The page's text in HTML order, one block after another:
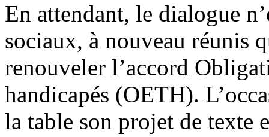
En attendant, le dialogue
sociaux, à nouveau réunis
renouveler l’accord
handicapés (OETH).
la table son projet de texte